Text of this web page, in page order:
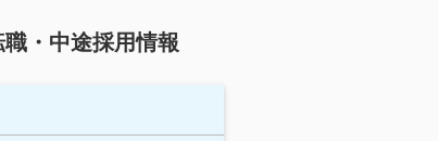
・中途採用情報